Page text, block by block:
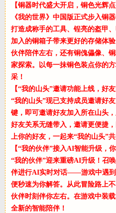
【铜器时代盛大开启，铜色光辉点
《我的世界》中国版正式步入铜
打造成称手的工具、锃亮的盔甲
加入的铜箱子带来更好的存储体
伙伴陪伴左右，还有铜傀儡像、
家探索。以每一抹铜色装点你的
采！
【“我的山头”邀请功能上线，好
“我的山头”现已支持成员邀请好
键，即可邀请好友加入所在山头
好友关系无缝带入，邀请更便捷
上你的好友，一起来“我的山头”
【“我的伙伴”接入AI智能升级，
“我的伙伴”迎来重磅AI升级！召
伴进行AI实时对话——游戏中遇到
便秒速为你解答。从此冒险路上
伙伴时刻伴你左右。在游戏中装
全新的智能陪伴！